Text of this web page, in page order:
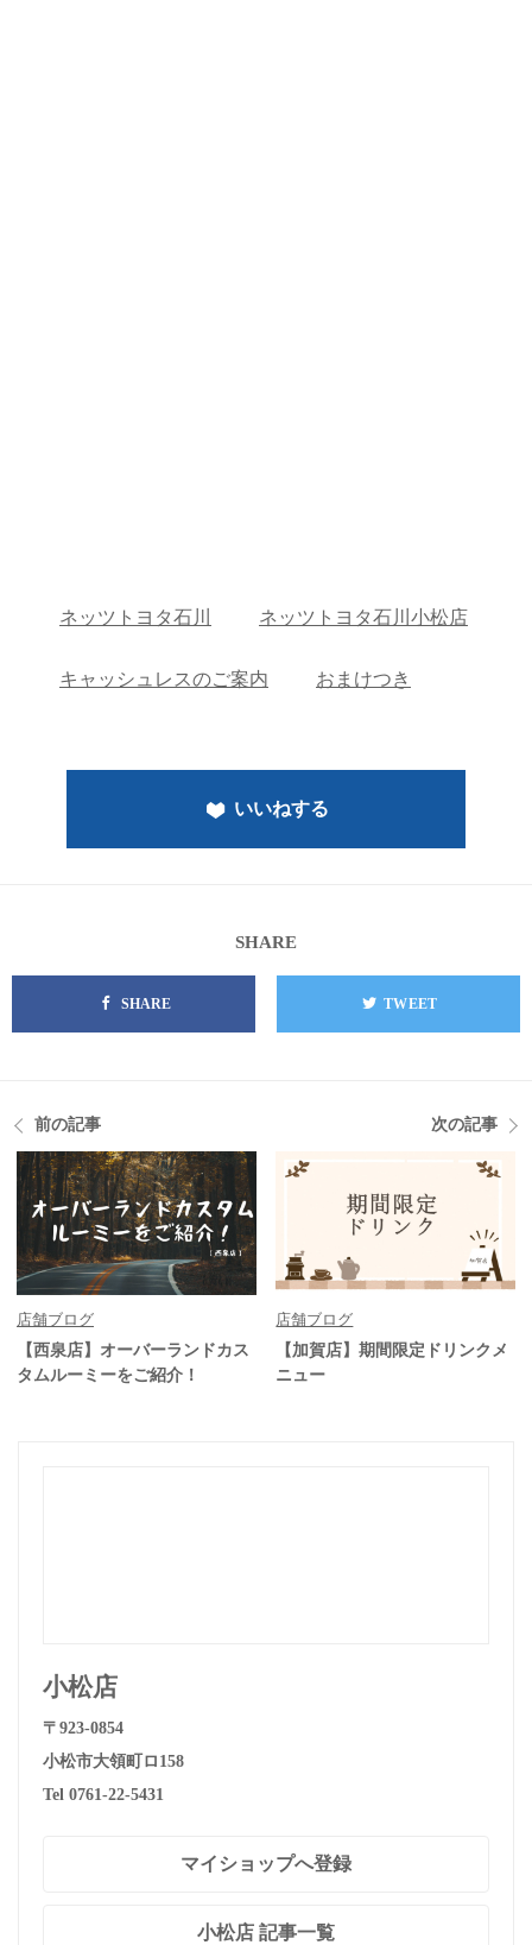
ネッツトヨタ石川 ネッツトヨタ石川小松店
キャッシュレスのご案内 おまけつき
いいねする
SHARE
SHARE TWEET
前の記事
店舗ブログ
【西泉店】オーバーランドカス
タムルーミーをご紹介！
次の記事
店舗ブログ
【加賀店】期間限定ドリンクメ
ニュー
小松店
〒923-0854
小松市大領町ロ158
Tel 0761-22-5431
マイショップへ登録
小松店 記事一覧